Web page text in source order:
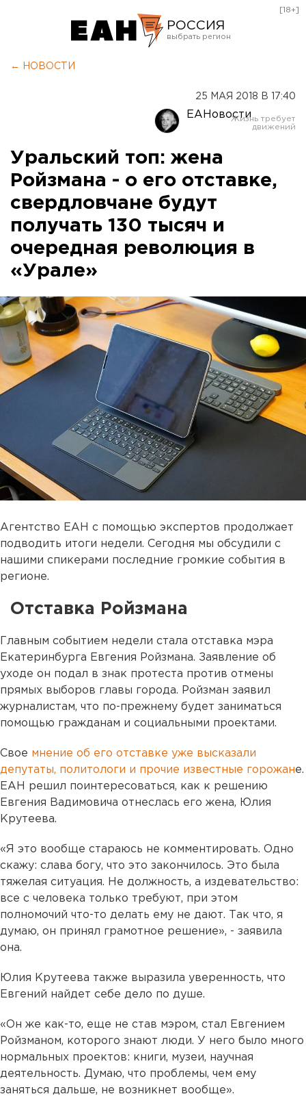
РОССИЯ
Оренбург
[18+]
← НОВОСТИ
25 МАЯ 2018 В 17:40
ЕАНовости
Уральский топ: жена
Ройзмана - о его отставке,
свердловчане будут
получать 130 тысяч и
очередная революция в
«Урале»
Агентство ЕАН с помощью экспертов продолжает
подводить итоги недели. Сегодня мы обсудили с
нашими спикерами последние громкие события в
регионе.
Отставка Ройзмана
Главным событием недели стала отставка мэра
Екатеринбурга Евгения Ройзмана. Заявление об
уходе он подал в знак протеста против отмены
прямых выборов главы города. Ройзман заявил
журналистам, что по-прежнему будет заниматься
помощью гражданам и социальными проектами.
Свое мнение об его отставке уже высказали
депутаты, политологи и прочие известные горожане.
ЕАН решил поинтересоваться, как к решению
Евгения Вадимовича отнеслась его жена, Юлия
Крутеева.
«Я это вообще стараюсь не комментировать. Одно
скажу: слава богу, что это закончилось. Это была
тяжелая ситуация. Не должность, а издевательство:
все с человека только требуют, при этом
полномочий что-то делать ему не дают. Так что, я
думаю, он принял грамотное решение», - заявила
она.
Юлия Крутеева также выразила уверенность, что
Евгений найдет себе дело по душе.
«Он же как-то, еще не став мэром, стал Евгением
Ройзманом, которого знают люди. У него было много
нормальных проектов: книги, музеи, научная
деятельность. Думаю, что проблемы, чем ему
заняться дальше, не возникнет вообще».